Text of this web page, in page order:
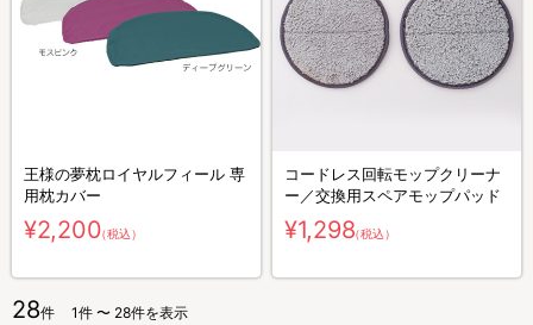
王様の夢枕ロイヤルフィール 専
用枕カバー
¥2,200（税込）
コードレス回転モップクリーナ
ー／交換用スペアモップパッド
¥1,298（税込）
28件 1件 〜 28件を表示